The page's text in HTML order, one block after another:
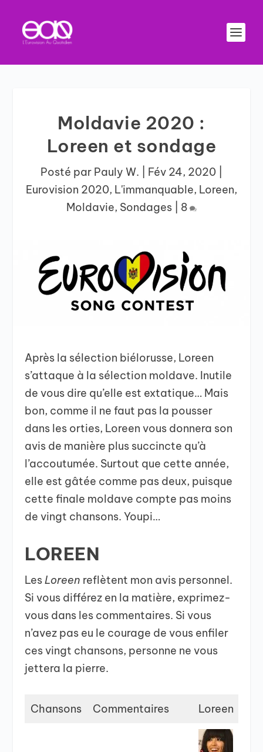
Moldavie 2020 :
Loreen et sondage
Posté par Pauly W. Fév 24, 2020
Eurovision 2020, L'immanquable, Loreen,
Moldavie, Sondages 8
Après la sélection biélorusse, Loreen
s’attaque à la sélection moldave. Inutile
de vous dire qu’elle est extatique… Mais
bon, comme il ne faut pas la pousser
dans les orties, Loreen vous donnera son
avis de manière plus succincte qu’à
l’accoutumée. Surtout que cette année,
elle est gâtée comme pas deux, puisque
cette finale moldave compte pas moins
de vingt chansons. Youpi…
LOREEN
LesLoreen reflètent mon avis personnel.
Si vous différez en la matière, exprimez-
vous dans les commentaires. Si vous
n’avez pas eu le courage de vous enfiler
ces vingt chansons, personne ne vous
jettera la pierre.
Chansons Commentaires Loreen